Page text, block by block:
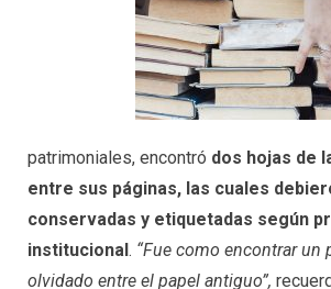
patrimoniales, encontró dos hojas de
entre sus páginas, las cuales
conservadas y etiquetadas según
institucional. “Fue como encontrar un
olvidado entre el papel antiguo”,